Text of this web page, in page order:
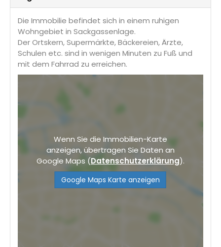
Die Immobilie befindet sich in einem ruhigen
Wohngebiet in Sackgassenlage.
Der Ortskern, Supermärkte, Bäckereien, Ärzte,
Schulen etc. sind in wenigen Minuten zu Fuß und
mit dem Fahrrad zu erreichen.
Wenn Sie die Immobilien-Karte
anzeigen, übertragen Sie Daten an
Google Maps (Datenschutzerklärung).
Google Maps Karte anzeigen